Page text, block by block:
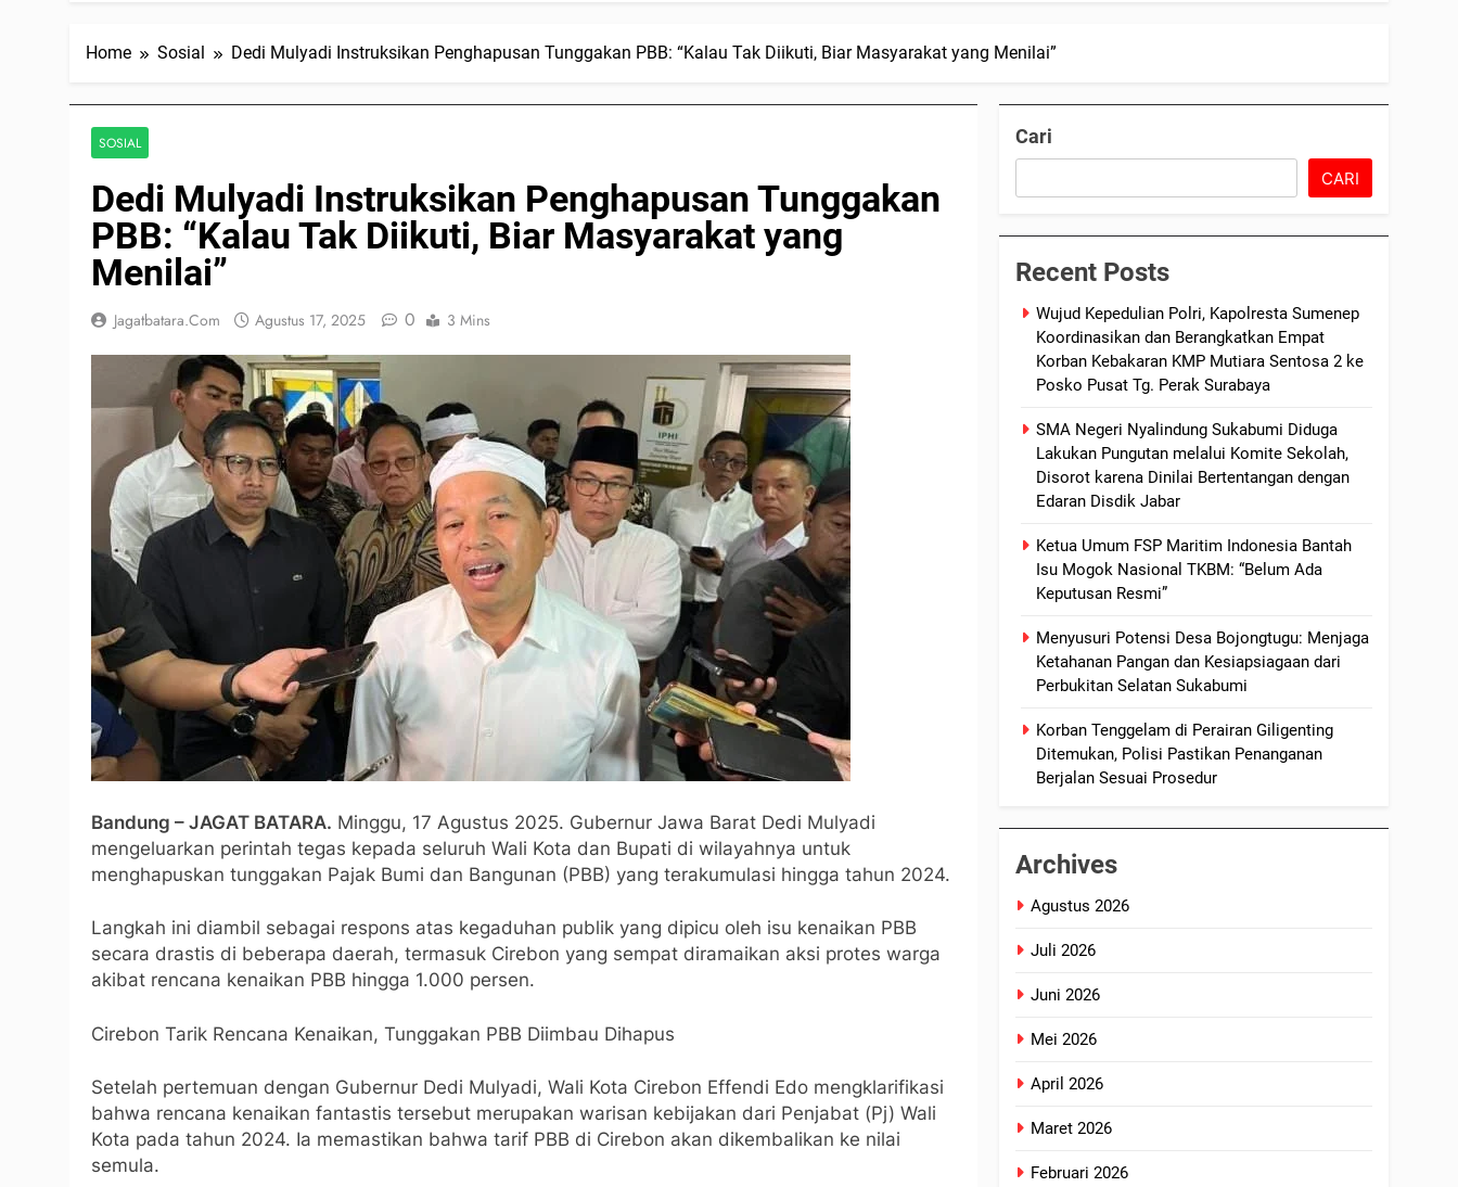
Home Sosial Dedi Mulyadi Instruksikan Penghapusan Tunggakan PBB: “Kalau Tak Diikuti, Biar Masyarakat yang Menilai”
SOSIAL
Dedi Mulyadi Instruksikan Penghapusan Tunggakan
PBB: “Kalau Tak Diikuti, Biar Masyarakat yang
Menilai”
Jagatbatara.com Agustus 17, 2025 0 3 Mins
Bandung – JAGAT BATARA. Minggu, 17 Agustus 2025. Gubernur Jawa Barat Dedi Mulyadi
mengeluarkan perintah tegas kepada seluruh Wali Kota dan Bupati di wilayahnya untuk
menghapuskan tunggakan Pajak Bumi dan Bangunan (PBB) yang terakumulasi hingga tahun 2024.
Langkah ini diambil sebagai respons atas kegaduhan publik yang dipicu oleh isu kenaikan PBB
secara drastis di beberapa daerah, termasuk Cirebon yang sempat diramaikan aksi protes warga
akibat rencana kenaikan PBB hingga 1.000 persen.
Cirebon Tarik Rencana Kenaikan, Tunggakan PBB Diimbau Dihapus
Setelah pertemuan dengan Gubernur Dedi Mulyadi, Wali Kota Cirebon Effendi Edo mengklarifikasi
bahwa rencana kenaikan fantastis tersebut merupakan warisan kebijakan dari Penjabat (Pj) Wali
Kota pada tahun 2024. Ia memastikan bahwa tarif PBB di Cirebon akan dikembalikan ke nilai
semula.
Cari
CARI
Recent Posts
Wujud Kepedulian Polri, Kapolresta Sumenep
Koordinasikan dan Berangkatkan Empat
Korban Kebakaran KMP Mutiara Sentosa 2 ke
Posko Pusat Tg. Perak Surabaya
SMA Negeri Nyalindung Sukabumi Diduga
Lakukan Pungutan melalui Komite Sekolah,
Disorot karena Dinilai Bertentangan dengan
Edaran Disdik Jabar
Ketua Umum FSP Maritim Indonesia Bantah
Isu Mogok Nasional TKBM: “Belum Ada
Keputusan Resmi”
Menyusuri Potensi Desa Bojongtugu: Menjaga
Ketahanan Pangan dan Kesiapsiagaan dari
Perbukitan Selatan Sukabumi
Korban Tenggelam di Perairan Giligenting
Ditemukan, Polisi Pastikan Penanganan
Berjalan Sesuai Prosedur
Archives
Agustus 2026
Juli 2026
Juni 2026
Mei 2026
April 2026
Maret 2026
Februari 2026